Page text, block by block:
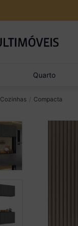
Quarto
Cozinhas Compacta